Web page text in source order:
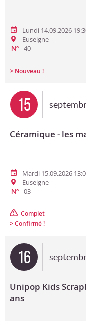
Lundi 14.09.2026
Euseigne
N° 40
> Nouveau !
15
Céramique - les
Mardi 15.09.2026
Euseigne
N° 03
Complet
>Confirmé !
16
Unipop Kids
ans